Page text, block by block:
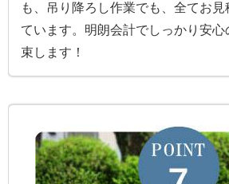
も、吊り降ろし作業でも、全てお
ています。明朗会計でしっかり安
束します！